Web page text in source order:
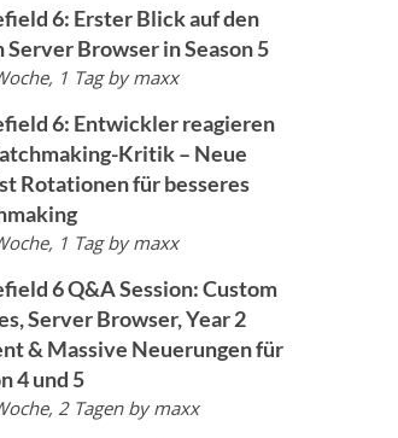
6: Erster Blick auf den
Server Browser in Season 5
1 Tag bymaxx
6: Entwickler reagieren
Kritik – Neue
Rotationen für besseres
1 Tag bymaxx
6 Q&A Session: Custom
Server Browser, Year 2
& Massive Neuerungen für
4 und 5
2 Tagen bymaxx